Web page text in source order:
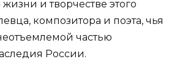
жизни и творчестве этого
композитора и поэта, чья
частью
России.